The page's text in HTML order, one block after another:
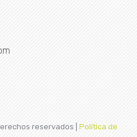
reservados | Política de